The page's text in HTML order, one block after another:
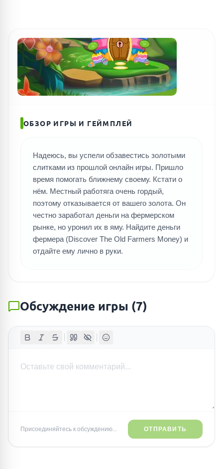
ПОИСК ИГР
ОБЗОР ИГРЫ И ГЕЙМПЛЕЙ
Надеюсь, вы успели обзавестись золотыми
слитками из прошлой онлайн игры. Пришло
время помогать ближнему своему. Кстати о
нём. Местный работяга очень гордый,
поэтому отказывается от вашего золота. Он
честно заработал деньги на фермерском
рынке, но уронил их в яму. Найдите деньги
фермера (Discover The Old Farmers Money) и
отдайте ему лично в руки.
Обсуждение игры (7)
Присоединяйтесь к обсуждению... ОТПРАВИТЬ